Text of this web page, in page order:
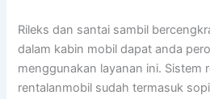
Rileks dan santai sambil
dalam kabin mobil dapat anda
menggunakan layanan ini. Sistem
rentalanmobil sudah termasuk